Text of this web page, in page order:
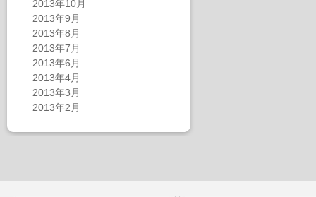
2013年10月
2013年9月
2013年8月
2013年7月
2013年6月
2013年4月
2013年3月
2013年2月